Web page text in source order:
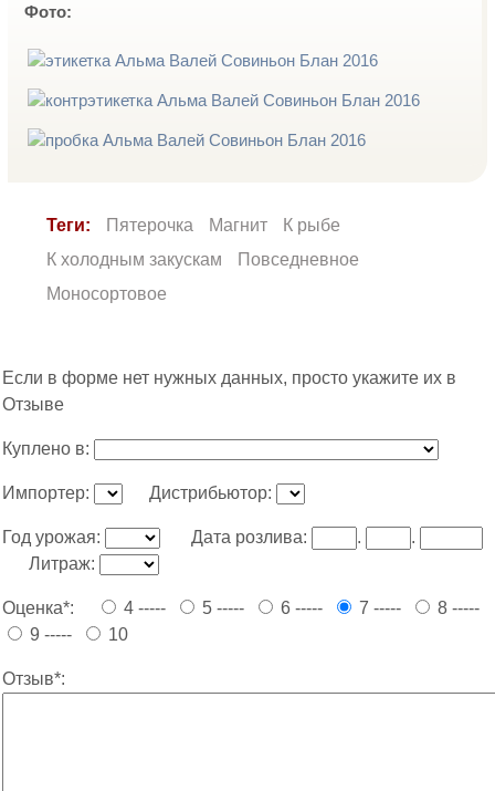
Фото:
Теги: Пятерочка Магнит
К рыбе
К холодным закускам
Повседневное
Моносортовое
Если в форме нет нужных данных, просто укажите их в
Отзыве
Куплено в:
Импортер: Дистрибьютор:
Год урожая: Дата розлива: .
.
Литраж:
Оценка*: 4 ----- 5 ----- 6 ----- 7 -----
8 -----
9 -----
10
Отзыв*: